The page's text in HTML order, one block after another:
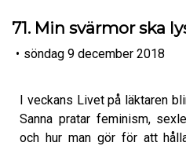
71. Min svärmor ska
• söndag 9 december 2018
I veckans Livet på läktaren
Sanna pratar feminism,
och hur man gör för att